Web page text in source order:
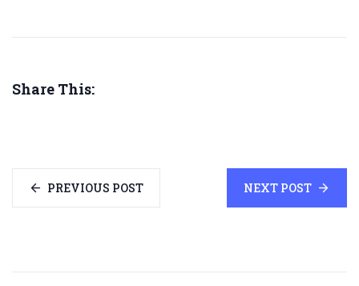
Share This:
PREVIOUS POST NEXT POST